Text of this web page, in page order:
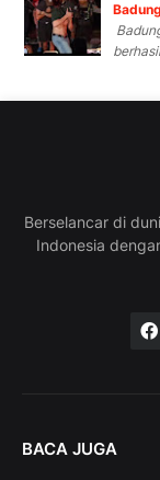
Berselancar di
Indonesia
BACA JUGA